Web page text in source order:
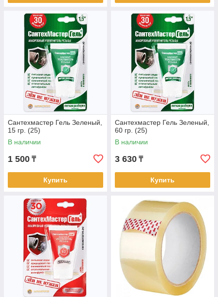
Сантехмастер Гель Зеленый,
15 гр. (25)
В наличии
1 500 ₸
Купить
Сантехмастер Гель Зеленый,
60 гр. (25)
В наличии
3 630 ₸
Купить